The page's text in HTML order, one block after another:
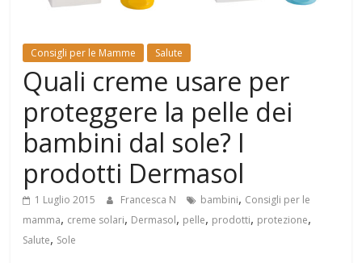
Mondo
Consigli per le Mamme Salute
Quali creme usare per
proteggere la pelle dei
bambini dal sole? I
prodotti Dermasol
1 Luglio 2015 Francesca N bambini, Consigli per le
mamma, creme solari, Dermasol, pelle, prodotti, protezione,
Salute, Sole